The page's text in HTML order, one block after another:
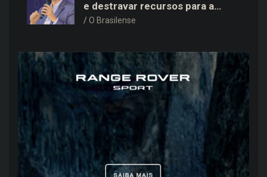
e destravar recursos para a
saúde e educação no DF
O Brasilense